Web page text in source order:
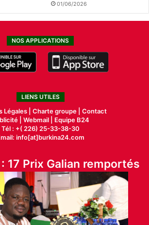
01/06/2026
NOS APPLICATIONS
LIENS UTILES
Légales | Charte groupe | Contact
| Webmail |
Equipe B24
Tél : +( 226) 25-33-38-30
info[at]burkina24.com
17 Prix Galian remportés